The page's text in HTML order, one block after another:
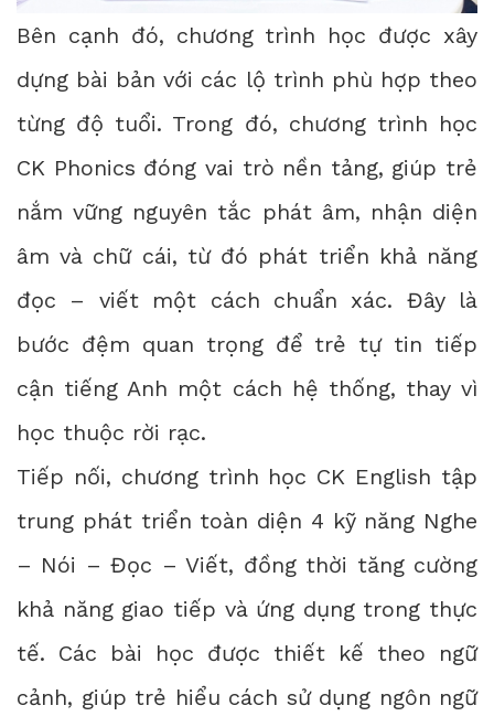
Bên cạnh đó, chương trình học được xây
dựng bài bản với các lộ trình phù hợp theo
từng độ tuổi. Trong đó, chương trình học
CK Phonics đóng vai trò nền tảng, giúp trẻ
nắm vững nguyên tắc phát âm, nhận diện
âm và chữ cái, từ đó phát triển khả năng
đọc – viết một cách chuẩn xác. Đây là
bước đệm quan trọng để trẻ tự tin tiếp
cận tiếng Anh một cách hệ thống, thay vì
học thuộc rời rạc.
Tiếp nối, chương trình học CK English tập
trung phát triển toàn diện 4 kỹ năng Nghe
– Nói – Đọc – Viết, đồng thời tăng cường
khả năng giao tiếp và ứng dụng trong thực
tế. Các bài học được thiết kế theo ngữ
cảnh, giúp trẻ hiểu cách sử dụng ngôn ngữ